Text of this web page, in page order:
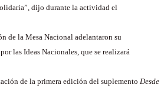
dijo durante la actividad el
de la Mesa Nacional adelantaron su
las Ideas Nacionales, que se realizará
de la primera edición del suplemento Desde